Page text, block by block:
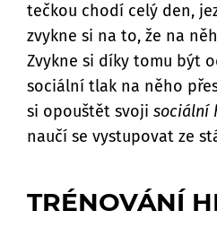
tečkou chodí celý den,
zvykne si na to, že na
Zvykne si díky tomu být
sociální tlak na něho
si opouštět svoji sociální
naučí se vystupovat ze
TRÉNOVÁNÍ